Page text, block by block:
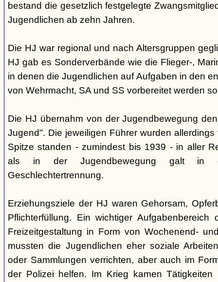
bestand die gesetzlich festgelegte
Jugendlichen ab zehn Jahren.
Die HJ war regional und nach Altersgruppen
HJ gab es Sonderverbände wie die Flieger-,
in denen die Jugendlichen auf Aufgaben in den
von Wehrmacht, SA und SS vorbereitet werden
Die HJ übernahm von der Jugendbewegung
Jugend". Die jeweiligen Führer wurden
Spitze standen - zumindest bis 1939 - in aller
als in der Jugendbewegung galt in
Geschlechtertrennung.
Erziehungsziele der HJ waren Gehorsam,
Pflichterfüllung. Ein wichtiger
Freizeitgestaltung in Form von Wochenend-
mussten die Jugendlichen eher soziale
oder Sammlungen verrichten, aber auch im
der Polizei helfen. Im Krieg kamen